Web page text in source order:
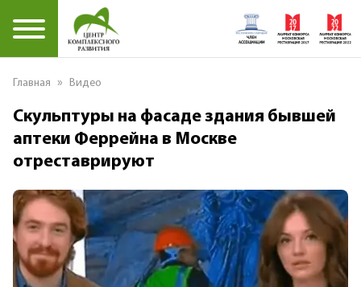
Главная » Видео
Скульптуры на фасаде здания бывшей
аптеки Феррейна в Москве
отреставрируют